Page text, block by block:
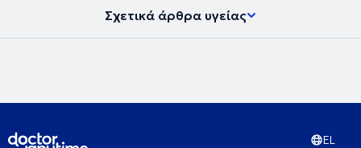
Σχετικά άρθρα υγείας
EL